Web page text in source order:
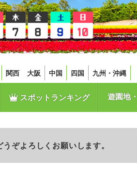
関西 大阪 中国 四国 九州・沖縄
スポットランキング 遊園地
ぞよろしくお願いします。